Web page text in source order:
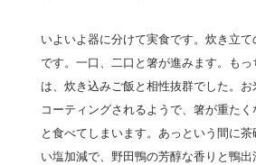
いよいよ器に分けて実食です。炊き立て
です。一口、二口と箸が進みます。も
は、炊き込みご飯と相性抜群でした。お
コーティングされるようで、箸が重た
と食べてしまいます。あっという間に茶
い塩加減で、野田鴨の芳醇な香りと鴨